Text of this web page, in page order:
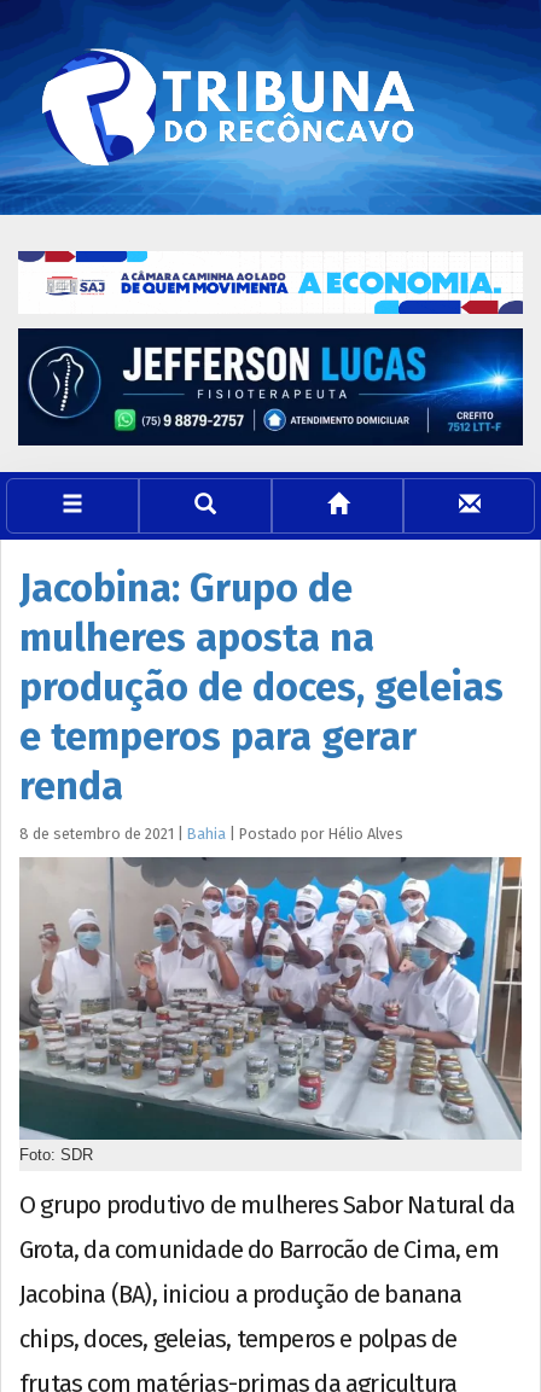
Jacobina: Grupo de
mulheres aposta na
produção de doces, geleias
e temperos para gerar
renda
8 de setembro de 2021 Bahia Postado por Hélio Alves
Foto: SDR
O grupo produtivo de mulheres Sabor Natural da
Grota, da comunidade do Barrocão de Cima, em
Jacobina (BA), iniciou a produção de banana
chips, doces, geleias, temperos e polpas de
frutas com matérias-primas da agricultura